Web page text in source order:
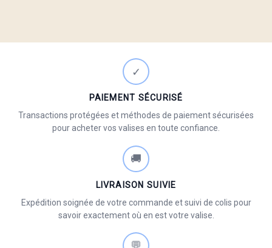
✓
PAIEMENT SÉCURISÉ
Transactions protégées et méthodes de paiement sécurisées
pour acheter vos valises en toute confiance.
🚚
LIVRAISON SUIVIE
Expédition soignée de votre commande et suivi de colis pour
savoir exactement où en est votre valise.
💬